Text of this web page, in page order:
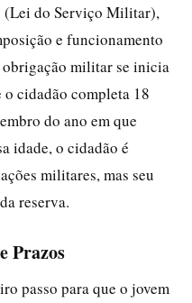
(Lei do Serviço Militar),
e funcionamento
obrigação militar se inicia
o cidadão completa 18
do ano em que
idade, o cidadão é
militares, mas seu
reserva.
Prazos
passo para que o jovem